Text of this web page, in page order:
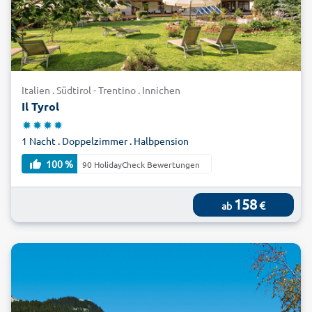
Italien . Südtirol - Trentino . Innichen
Il Tyrol
1 Nacht . Doppelzimmer . Halbpension
100 %
90 HolidayCheck Bewertungen
ab 158€